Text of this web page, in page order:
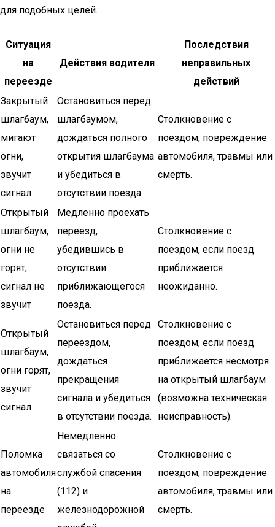
для подобных целей.
Ситуация
на
переезде
Действия водителя
Последствия
неправильных
действий
Закрытый
шлагбаум,
мигают
огни,
звучит
сигнал
Остановиться перед
шлагбаумом,
дождаться полного
открытия шлагбаума
и убедиться в
отсутствии поезда.
Столкновение с
поездом, повреждение
автомобиля, травмы или
смерть.
Открытый
шлагбаум,
огни не
горят,
сигнал не
звучит
Медленно проехать
переезд,
убедившись в
отсутствии
приближающегося
поезда.
Столкновение с
поездом, если поезд
приближается
неожиданно.
Открытый
шлагбаум,
огни горят,
звучит
сигнал
Остановиться перед
переездом,
дождаться
прекращения
сигнала и убедиться
в отсутствии поезда.
Столкновение с
поездом, если поезд
приближается несмотря
на открытый шлагбаум
(возможна техническая
неисправность).
Поломка
автомобиля
на
переезде
Немедленно
связаться со
службой спасения
(112) и
железнодорожной
Столкновение с
поездом, повреждение
автомобиля, травмы или
смерть.